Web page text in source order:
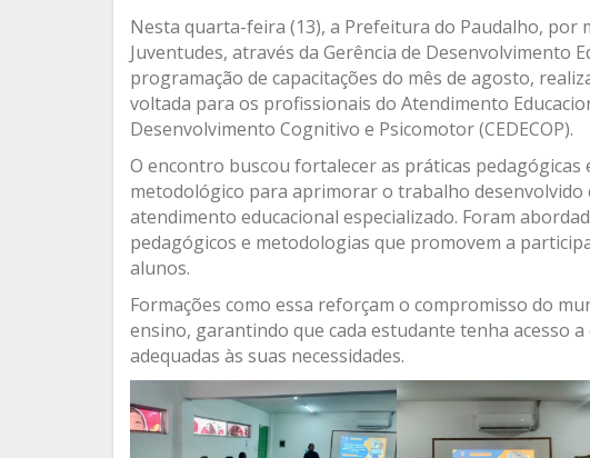
Nesta quarta-feira (13), a Prefeitura do Paudalho, por
Juventudes, através da Gerência de Desenvolvimento
programação de capacitações do mês de agosto,
voltada para os profissionais do Atendimento
Desenvolvimento Cognitivo e Psicomotor (CEDECOP).
O encontro buscou fortalecer as práticas
metodológico para aprimorar o trabalho desenvolvido
atendimento educacional especializado. Foram
pedagógicos e metodologias que promovem a
alunos.
Formações como essa reforçam o compromisso do
ensino, garantindo que cada estudante tenha acesso
adequadas às suas necessidades.